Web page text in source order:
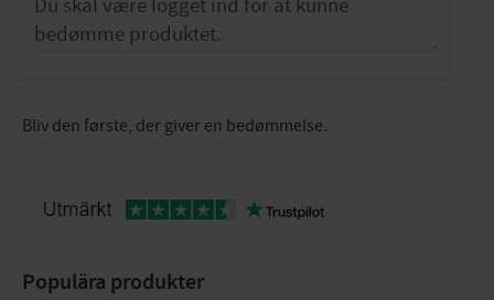
Bliv den første, der giver en bedømmelse.
Populära produkter